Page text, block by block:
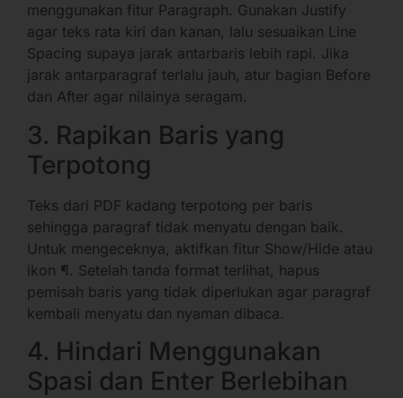
menggunakan fitur Paragraph. Gunakan Justify
agar teks rata kiri dan kanan, lalu sesuaikan Line
Spacing supaya jarak antarbaris lebih rapi. Jika
jarak antarparagraf terlalu jauh, atur bagian Before
dan After agar nilainya seragam.
3. Rapikan Baris yang
Terpotong
Teks dari PDF kadang terpotong per baris
sehingga paragraf tidak menyatu dengan baik.
Untuk mengeceknya, aktifkan fitur Show/Hide atau
ikon ¶. Setelah tanda format terlihat, hapus
pemisah baris yang tidak diperlukan agar paragraf
kembali menyatu dan nyaman dibaca.
4. Hindari Menggunakan
Spasi dan Enter Berlebihan